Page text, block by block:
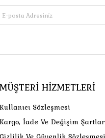
MÜŞTERI HIZMETLERI
Kullanıcı Sözleşmesi
Kargo, İade Ve Değişim